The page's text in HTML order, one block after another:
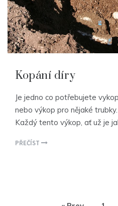
Kopání díry
Je jedno co potřebujete
nebo výkop pro nějaké
Každý tento výkop, ať už je
PŘEČÍST